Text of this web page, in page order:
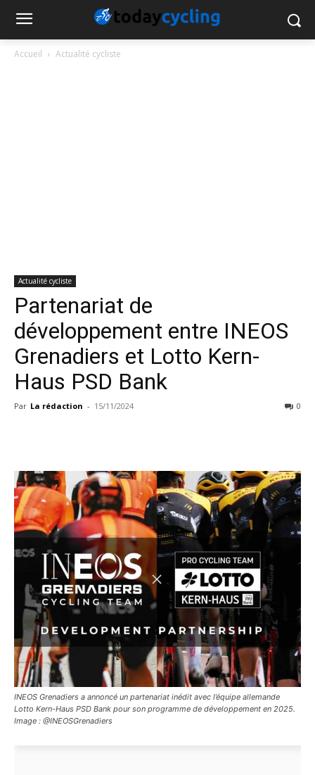
Accueil Actualité cycliste
Actualité cycliste
Partenariat de
développement entre INEOS
Grenadiers et Lotto Kern-
Haus PSD Bank
Par La rédaction - 15/11/2024 0
INEOS Grenadiers a annoncé un partenariat inédit avec l’équipe allemande
Lotto Kern-Haus PSD Bank pour son programme de développement en 2025.
Image : @INEOSGrenadiers